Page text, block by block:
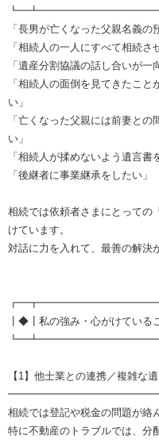
「長男が亡くなった父親名義の
「相続人の一人にすべて相続さ
「遺産分割協議の話し合いが一
「相続人の面倒を見てきたこ
い」
「亡くなった父親には前妻と
い」
「相続人が揉めないよう遺言書
「後継者に事業継承をしたい」
相続では依頼者さまにとっての
けています。
対話に力を入れて、最善の解決
┃◆┃私の強み・心がけている
【1】他士業との連携／複雑な
相続では登記や税金の問題が絡
特に不動産のトラブルでは、分